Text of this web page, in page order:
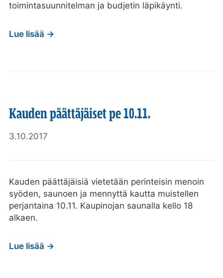
toimintasuunnitelman ja budjetin läpikäynti.
Lue lisää →
Kauden päättäjäiset pe 10.11.
3.10.2017
Kauden päättäjäisiä vietetään perinteisin menoin
syöden, saunoen ja mennyttä kautta muistellen
perjantaina 10.11. Kaupinojan saunalla kello 18
alkaen.
Lue lisää →